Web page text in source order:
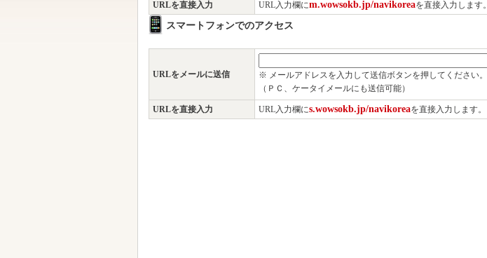
URLを直接入力 URL入力欄にm.wowsokb.jp/navikoreaを直接入力します。
スマートフォンでのアクセス
URLをメールに送信
※ メールアドレスを入力して送信ボタンを押してください。
（ＰＣ、ケータイメールにも送信可能）
URLを直接入力 URL入力欄にs.wowsokb.jp/navikoreaを直接入力します。